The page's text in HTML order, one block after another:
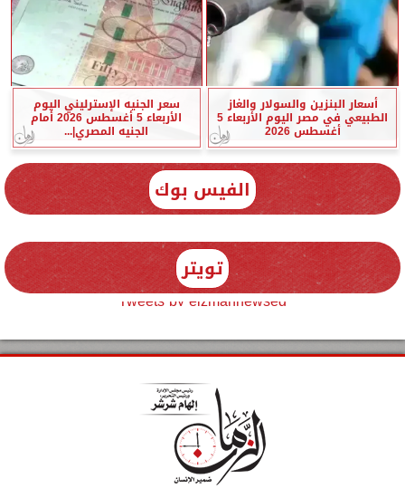
أسعار البنزين والسولار والغاز
الطبيعي في مصر اليوم الأربعاء 5
أغسطس 2026
سعر الجنيه الإسترليني اليوم
الأربعاء 5 أغسطس 2026 أمام
الجنيه المصري|...
الفيس بوك
تويتر
Tweets by elzmannewseg